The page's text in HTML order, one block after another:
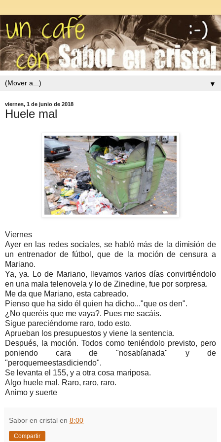
▼
viernes, 1 de junio de 2018
Huele mal
Viernes
Ayer en las redes sociales, se habló más de la dimisión de
un entrenador de fútbol, que de la moción de censura a
Mariano.
Ya, ya. Lo de Mariano, llevamos varios días convirtiéndolo
en una mala telenovela y lo de Zinedine, fue por sorpresa.
Me da que Mariano, esta cabreado.
Pienso que ha sido él quien ha dicho..."que os den".
¿No queréis que me vaya?. Pues me sacáis.
Sigue pareciéndome raro, todo esto.
Aprueban los presupuestos y viene la sentencia.
Después, la moción. Todos como teniéndolo previsto, pero
poniendo cara de "nosabíanada" y de
"peroquemeestasdiciendo".
Se levanta el 155, y a otra cosa mariposa.
Algo huele mal. Raro, raro, raro.
Animo y suerte
Sabor en cristal en 8:00
Compartir